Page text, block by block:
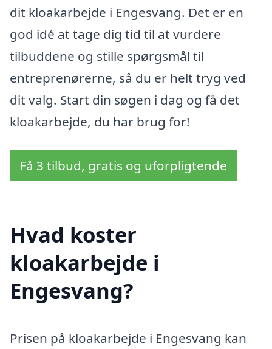
dit kloakarbejde i Engesvang. Det er en
god idé at tage dig tid til at vurdere
tilbuddene og stille spørgsmål til
entreprenørerne, så du er helt tryg ved
dit valg. Start din søgen i dag og få det
kloakarbejde, du har brug for!
Få 3 tilbud, gratis og uforpligtende
Hvad koster
kloakarbejde i
Engesvang?
Prisen på kloakarbejde i Engesvang kan